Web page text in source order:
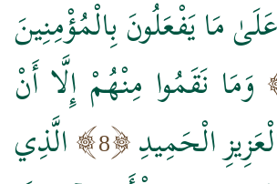
مَا يَفْعَلُونَ بِالْمُؤْمِنِينَ
وَمَا نَقَمُوا مِنْهُمْ إِلَّا أَنْ
الْحَمِيدِ
8
الَّذِي